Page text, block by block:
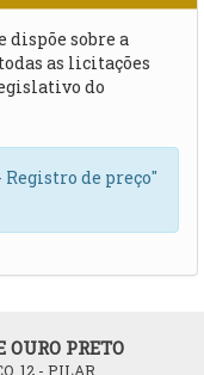
dispõe sobre a
as licitações
do
de preço"
PRETO
12 - PILAR